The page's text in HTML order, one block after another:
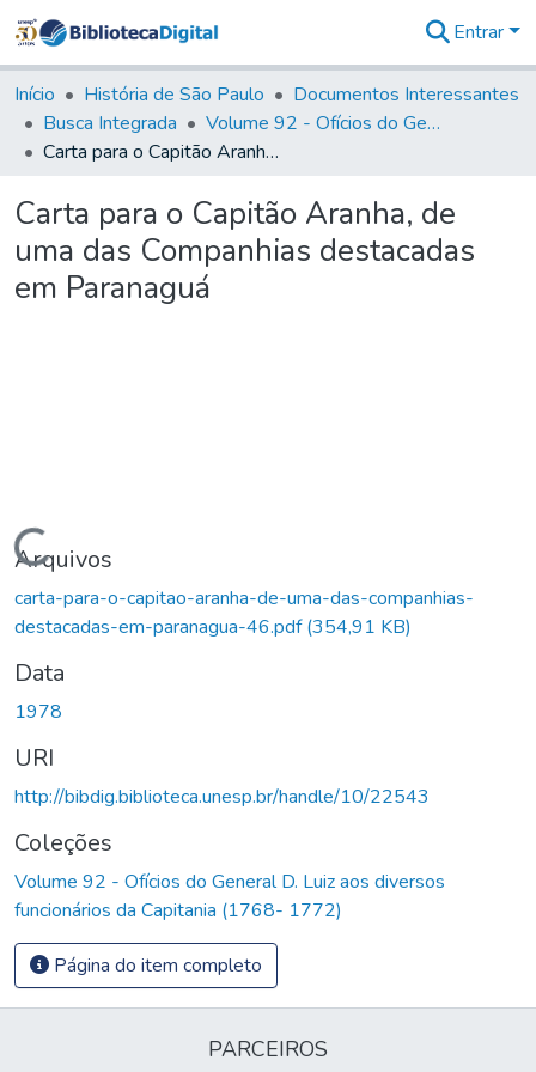
&
Coleções
Tudo na
Biblioteca
Estatísticas
Entrar
Início História de São Paulo
Documentos Interessantes
Busca Integrada
Volume 92 - Ofícios do General D. Luiz aos diversos funcionários da Capitania (1768- 1772)
Carta para o Capitão Aranha, de uma das Companhias destacadas em Paranaguá
Carta para o Capitão Aranha, de
uma das Companhias destacadas
em Paranaguá
Carregando...
Arquivos
carta-para-o-capitao-aranha-de-uma-das-companhias-
destacadas-em-paranagua-46.pdf(354,91 KB)
Data
1978
URI
http://bibdig.biblioteca.unesp.br/handle/10/22543
Coleções
Volume 92 - Ofícios do General D. Luiz aos diversos
funcionários da Capitania (1768- 1772)
Página do item completo
PARCEIROS